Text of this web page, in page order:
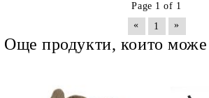
Page 1 of 1
«
1 »